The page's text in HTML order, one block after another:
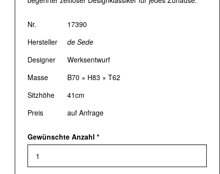
Nr.
17390
Hersteller
de Sede
Designer
Werksentwurf
Masse
B70 × H83 × T62
Sitzhöhe
41cm
Preis
auf Anfrage
Gewünschte Anzahl *